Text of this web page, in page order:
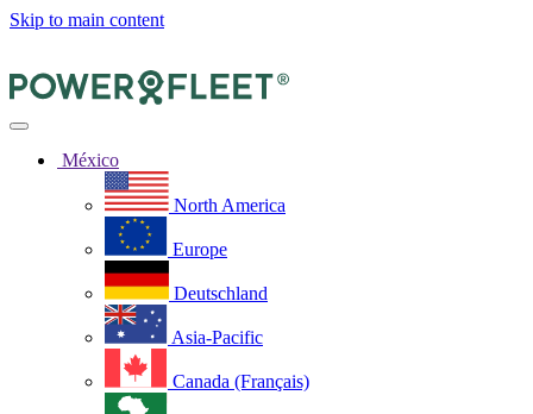
Skip to main content
México
North America
Europe
Deutschland
Asia-Pacific
Canada (Français)